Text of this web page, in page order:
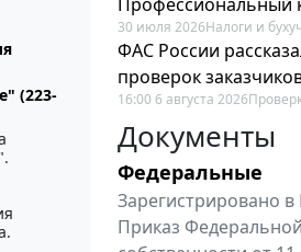
(223-
30 июля 2026Налоги и
ФАС России
проверок
16:00 6 августа 2026
Документы
Федеральные
Зарегистрировано
Приказ